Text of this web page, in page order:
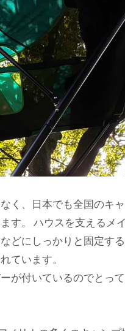
く、日本でも全国のキ
す。 ハウスを支えるメ
どにしっかりと固定す
ています。
が付いているのでとっ